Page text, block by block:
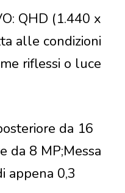
QHD (1.440 x
alle condizioni
riflessi o luce
da 16
da 8 MP;Messa
appena 0,3